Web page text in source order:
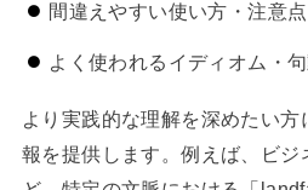
間違えやすい使い方・注意点
よく使われるイディオム・
より実践的な理解を深めたい
報を提供します。例えば、ビ